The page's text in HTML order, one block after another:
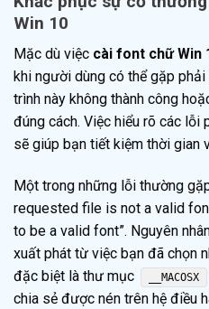
Win 10
Mặc dù việc cài font chữ Win
khi người dùng có thể gặp
trình này không thành công
đúng cách. Việc hiểu rõ các lỗi
sẽ giúp bạn tiết kiệm thời gian
Một trong những lỗi thường
requested file is not a valid
to be a valid font”. Nguyên
xuất phát từ việc bạn đã chọn
đặc biệt là thư mục
__MACOSX
chia sẻ được nén trên hệ điều